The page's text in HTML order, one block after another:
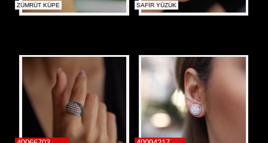
ZÜMRÜT KÜPE SAFİR YÜZÜK